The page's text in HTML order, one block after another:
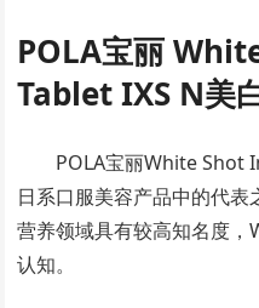
POLA宝丽
Tablet IXS N美
POLA宝丽White Shot
日系口服美容产品中的代表
营养领域具有较高知名度
认知。